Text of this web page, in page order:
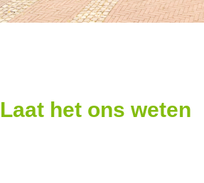
Laat het ons weten